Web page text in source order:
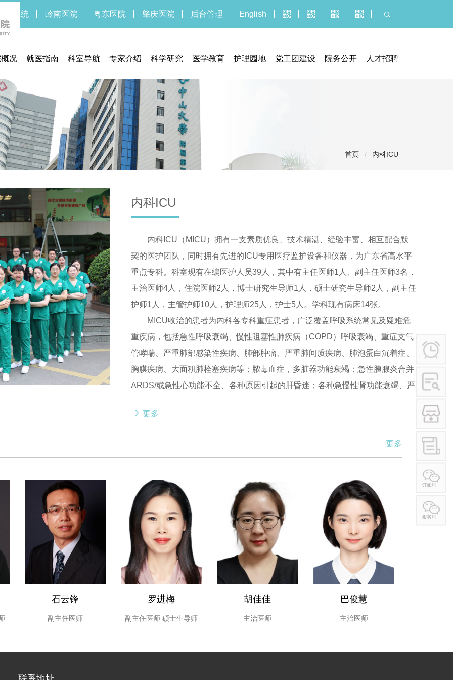
系统 岭南医院 粤东医院 肇庆医院 后台管理 English
况
领导
文化
新闻
设备
中心
就医指南
住院指南
交通信息
联系方式
体检须知
就医流程
待遇标准
医疗法规
科室导航 专家介绍 科学研究
医学伦理委员会
实验医学部
期刊中心
医学教育 护理园地 党工团建设 院务公开
行业作风
人才招聘
航
首页 / 内科ICU
内科ICU
内科ICU（MICU）拥有一支素质优良、技术精湛、经验丰富、相互配合默
契的医护团队，同时拥有先进的ICU专用医疗监护设备和仪器，为广东省高水平
重点专科。科室现有在编医护人员39人，其中有主任医师1人、副主任医师3名，
主治医师4人，住院医师2人，博士研究生导师1人，硕士研究生导师2人，副主任
护师1人，主管护师10人，护理师25人，护士5人。学科现有病床14张。
MICU收治的患者为内科各专科重症患者，广泛覆盖呼吸系统常见及疑难危
重疾病，包括急性呼吸衰竭、慢性阻塞性肺疾病（COPD）呼吸衰竭、重症支气
管哮喘、严重肺部感染性疾病、肺部肿瘤、严重肺间质疾病、肺泡蛋白沉着症、
胸膜疾病、大面积肺栓塞疾病等；脓毒血症，多脏器功能衰竭；急性胰腺炎合并
ARDS/或急性心功能不全、各种原因引起的肝昏迷；各种急慢性肾功能衰竭、严
痹、SLE肺浸润、血管炎严重低氧血症；血液病、脑血管病变合并心衰和严重肺
MICU对于重症患者严密、动态、准确的监测与及时、高效的治疗，尤其在
谢管理、COPD急性加重及各种呼吸衰竭的治疗方面处于国内前列。MICU拥有
国内先进的医疗监护设备和仪器。尤其擅长对各种呼吸衰竭、多脏器功能衰竭、
各类休克、各种严重中毒等危重病情的监护、抢救、治疗与护理。能熟练地进行
各种动、静脉穿刺插管，快速熟练进行气管插管、气管切开术；对插管困难经纤
维支气管镜插管和纤维支气管镜深部吸痰、肺泡灌洗术；能熟练地应用各种有创
或无创的机械通气技术进行治疗。熟练针对休克患者开展PICCO等血流动力学监
测。熟练运用PICCO监测多种血流动力学参数。熟练开展ECMO技术，对重症肺
炎、重症心肌炎的治疗起到重要的支撑作用。
更多
更多
石云锋
副主任医师
罗进梅
副主任医师 硕士生导师
胡佳佳
主治医师
巴俊慧
主治医师